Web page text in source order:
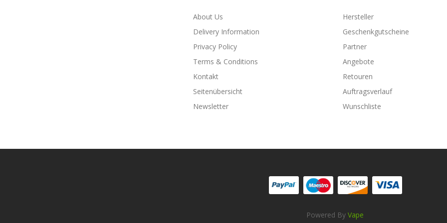
About Us
Delivery Information
Privacy Policy
Terms & Conditions
Kontakt
Seitenübersicht
Newsletter
Hersteller
Geschenkgutscheine
Partner
Angebote
Retouren
Auftragsverlauf
Wunschliste
Powered By Vape